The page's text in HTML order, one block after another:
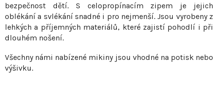
bezpečnost dětí. S celopropínacím zipem je jejich
oblékání a svlékání snadné i pro nejmenší. Jsou vyrobeny z
lehkých a příjemných materiálů, které zajistí pohodlí i při
dlouhém nošení.
Všechny námi nabízené mikiny jsou vhodné na potisk nebo
výšivku.